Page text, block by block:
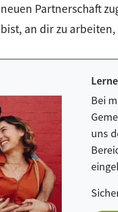
neuen Partnerschaft
bist, an dir zu
Bei
uns